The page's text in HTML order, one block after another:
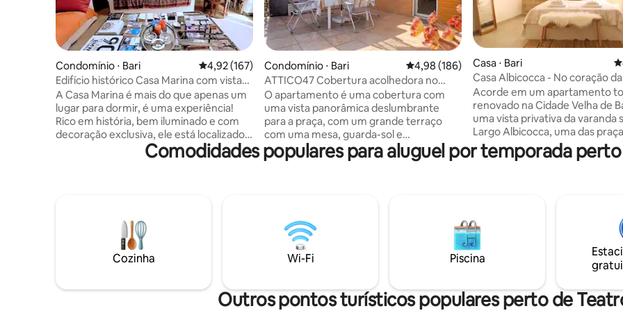
Condomínio ⋅ Bari 4,92 de uma avaliação média de 5, 167 avaliações
4,92 (167)
Edifício histórico Casa Marina com vista
para o mar
A Casa Marina é mais do que apenas um
lugar para dormir, é uma experiência!
Rico em história, bem iluminado e com
decoração exclusiva, ele está localizado
em uma área vibrante e central,
oferecendo um quarto grande, dois
restaurantes, mercearias e a orla estão
bem pertinho. Você se sentirá imerso na
vibe da cidade. Não vejo a hora de
hospedar você! Observe que, nas noites
podem ficar barulhentos.
Condomínio ⋅ Bari 4,98 de uma avaliação média de 5, 186
4,98 (186)
ATTICO47 Cobertura acolhedora no
centro
O apartamento é uma cobertura com
uma vista panorâmica deslumbrante
para a praça, com um grande terraço
com uma mesa, guarda-sol e
espreguiçadeiras. Equipado com um
quarto de casal, um segundo quarto com
ondas, chaleira e cafeteira. Localizado no
centro da cidade, em uma localização
estratégica para visitar a cidade e ideal
para compras. Estação Central e
Casa ⋅ Bari
Casa Albicocca - No coração
velha.
Acorde em um apartamento
renovado na Cidade Velha de
uma vista privativa da varanda
Largo Albicocca, uma das
românticas de Puglia. A
de mulheres locais que fazem
sua porta. Perfeito para casais
procuram uma estadia
da Itália com conforto moderno
in autônomo 24 horas por dia,
semana. Reserve conosco e
Comodidades populares para aluguel por temporada
Cozinha Wi-Fi Piscina
Outros pontos turísticos populares perto de